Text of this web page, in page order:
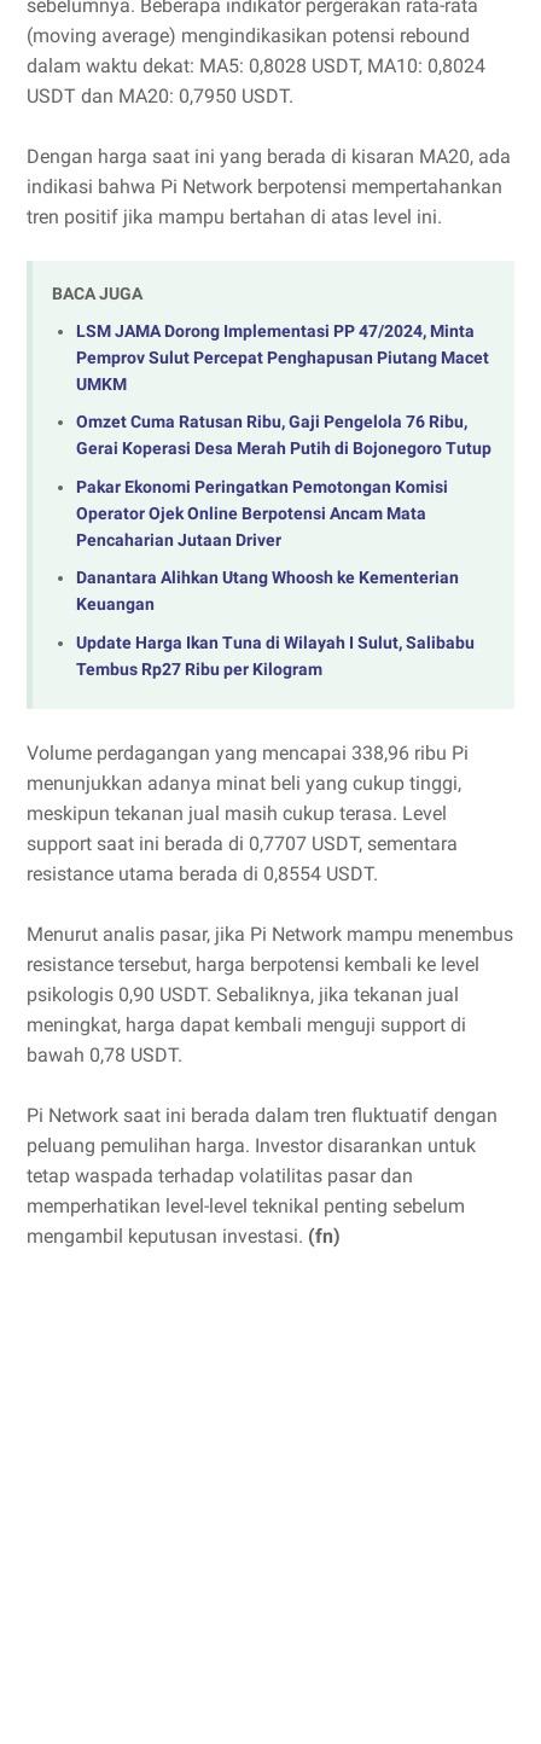
sebelumnya. Beberapa indikator pergerakan rata-rata
(moving average) mengindikasikan potensi rebound
dalam waktu dekat: MA5: 0,8028 USDT, MA10: 0,8024
USDT dan MA20: 0,7950 USDT.
Dengan harga saat ini yang berada di kisaran MA20, ada
indikasi bahwa Pi Network berpotensi mempertahankan
tren positif jika mampu bertahan di atas level ini.
BACA JUGA
LSM JAMA Dorong Implementasi PP 47/2024, Minta
Pemprov Sulut Percepat Penghapusan Piutang Macet
UMKM
Omzet Cuma Ratusan Ribu, Gaji Pengelola 76 Ribu,
Gerai Koperasi Desa Merah Putih di Bojonegoro Tutup
Pakar Ekonomi Peringatkan Pemotongan Komisi
Operator Ojek Online Berpotensi Ancam Mata
Pencaharian Jutaan Driver
Danantara Alihkan Utang Whoosh ke Kementerian
Keuangan
Update Harga Ikan Tuna di Wilayah I Sulut, Salibabu
Tembus Rp27 Ribu per Kilogram
Volume perdagangan yang mencapai 338,96 ribu Pi
menunjukkan adanya minat beli yang cukup tinggi,
meskipun tekanan jual masih cukup terasa. Level
support saat ini berada di 0,7707 USDT, sementara
resistance utama berada di 0,8554 USDT.
Menurut analis pasar, jika Pi Network mampu menembus
resistance tersebut, harga berpotensi kembali ke level
psikologis 0,90 USDT. Sebaliknya, jika tekanan jual
meningkat, harga dapat kembali menguji support di
bawah 0,78 USDT.
Pi Network saat ini berada dalam tren fluktuatif dengan
peluang pemulihan harga. Investor disarankan untuk
tetap waspada terhadap volatilitas pasar dan
memperhatikan level-level teknikal penting sebelum
mengambil keputusan investasi. (fn)